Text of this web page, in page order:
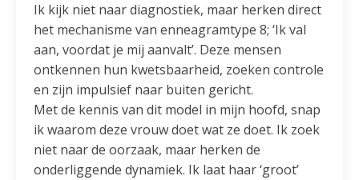
Ik kijk niet naar diagnostiek, maar herken direct
het mechanisme van enneagramtype 8; ‘Ik val
aan, voordat je mij aanvalt’. Deze mensen
ontkennen hun kwetsbaarheid, zoeken controle
en zijn impulsief naar buiten gericht.
Met de kennis van dit model in mijn hoofd, snap
ik waarom deze vrouw doet wat ze doet. Ik zoek
niet naar de oorzaak, maar herken de
onderliggende dynamiek. Ik laat haar ‘groot’